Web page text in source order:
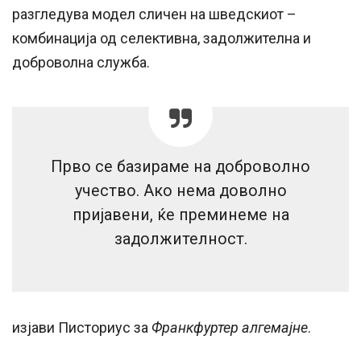
разгледува модел сличен на шведскиот –
комбинација од селективна, задолжителна и
доброволна служба.
Прво се базираме на доброволно
учество. Ако нема доволно
пријавени, ќе преминеме на
задолжителност.
изјави Писториус за Франкфуртер алгемајне.